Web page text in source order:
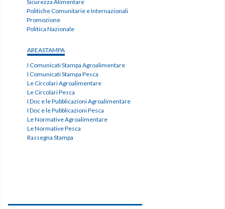
Sicurezza Alimentare
Politiche Comunitarie e Internazionali
Promozione
Politica Nazionale
AREASTAMPA
I Comunicati Stampa Agroalimentare
I Comunicati Stampa Pesca
Le Circolari Agroalimentare
Le Circolari Pesca
I Doc e le Pubblicazioni Agroalimentare
I Doc e le Pubblicazioni Pesca
Le Normative Agroalimentare
Le Normative Pesca
Rassegna Stampa